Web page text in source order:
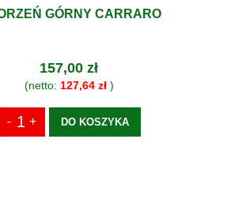
GÓRNY CARRARO
157,00 zł
(netto: 127,64 zł)
DO KOSZYKA